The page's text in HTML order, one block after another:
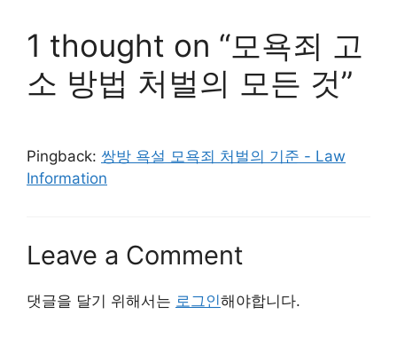
1 thought on “모욕죄 고
소 방법 처벌의 모든 것”
Pingback: 쌍방 욕설 모욕죄 처벌의 기준 - Law
Information
Leave a Comment
댓글을 달기 위해서는 로그인해야합니다.